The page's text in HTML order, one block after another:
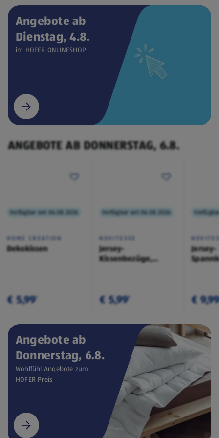
Verfügbar seit 04.08.2026
ONLINESHOP
€ 449,00
Angebote ab
Dienstag, 4.8.
im HOFER ONLINESHOP
(öffnet in einem neuen Tab)
ANGEBOTE AB DONNERSTAG, 6.8.
Verfügbar seit 06.08.2026
HOME CREATION
Dekokissen
€ 5,99¹
Verfügbar seit 06.08.2026
NOVITESSE
Jersey-
Kissenbezüge,
€ 5,99¹
Jersey-
€
Angebote ab
Donnerstag, 6.8.
Wohlfühl Angebote zum
HOFER Preis